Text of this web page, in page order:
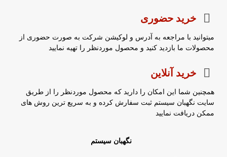
خرید حضوری
میتوانید با مراجعه به آدرس و لوکیشن شرکت به صورت حضوری از
محصولات ما بازدید کنید و محصول موردنظر را تهیه نمایید
خرید آنلاین
همچنین شما این امکان را دارید که محصول موردنظر را از طریق
سایت نگهبان سیستم ثبت سفارش کرده و به سریع ترین روش های
ممکن دریافت نمایید
نگهبان سیستم